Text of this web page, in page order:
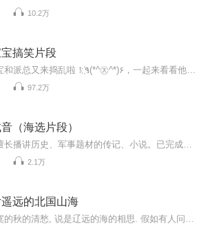
10.2万
搞笑片段
97.2万
（海选片段）
2.1万
远的北国山海